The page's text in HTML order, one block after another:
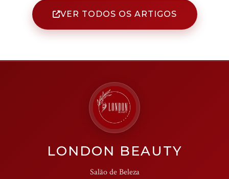
VER TODOS OS ARTIGOS
LONDON BEAUTY
Salão de Beleza